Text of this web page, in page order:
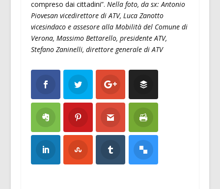
compreso dai cittadini”. Nella foto, da sx: Antonio
Piovesan vicedirettore di ATV, Luca Zanotto
vicesindaco e assesore alla Mobilità del Comune di
Verona, Massimo Bettarello, presidente ATV,
Stefano Zaninelli, direttore generale di ATV